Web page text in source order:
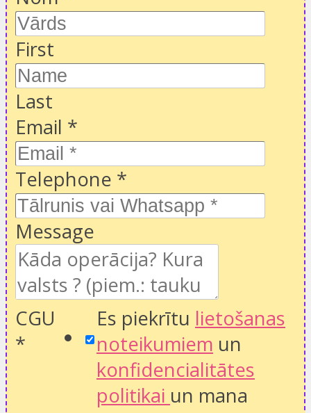
First
Last
Email *
Telephone *
Message
CGU
*
Es piekrītu lietošanas
noteikumiem un
konfidencialitātes
politikai un mana